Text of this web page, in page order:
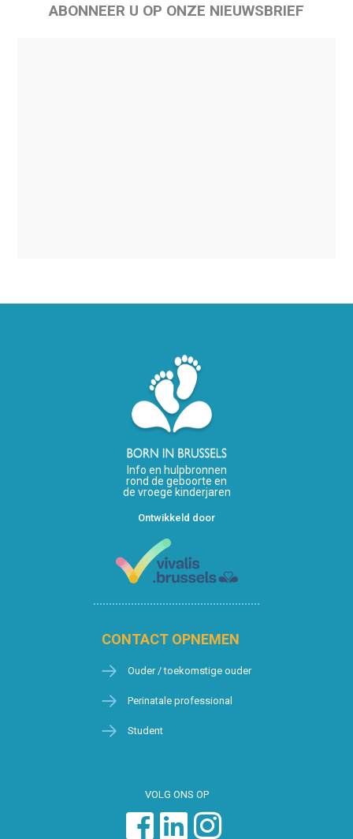
ABONNEER U OP ONZE NIEUWSBRIEF
Info en hulpbronnen
rond de geboorte en
de vroege kinderjaren
Ontwikkeld door
CONTACT OPNEMEN
Ouder / toekomstige ouder
Perinatale professional
Student
VOLG ONS OP